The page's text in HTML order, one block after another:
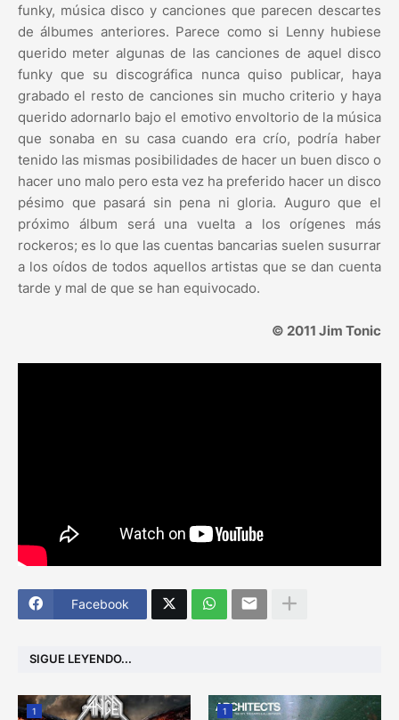
funky, música disco y canciones que parecen descartes
de álbumes anteriores. Parece como si Lenny hubiese
querido meter algunas de las canciones de aquel disco
funky que su discográfica nunca quiso publicar, haya
grabado el resto de canciones sin mucho criterio y haya
querido adornarlo bajo el emotivo envoltorio de la música
que sonaba en su casa cuando era crío, podría haber
tenido las mismas posibilidades de hacer un buen disco o
hacer uno malo pero esta vez ha preferido hacer un disco
pésimo que pasará sin pena ni gloria. Auguro que el
próximo álbum será una vuelta a los orígenes más
rockeros; es lo que las cuentas bancarias suelen susurrar
a los oídos de todos aquellos artistas que se dan cuenta
tarde y mal de que se han equivocado.
© 2011 Jim Tonic
Facebook
SIGUE LEYENDO...
1 1